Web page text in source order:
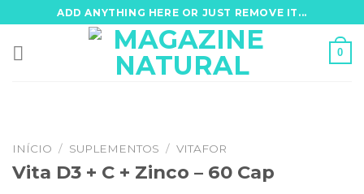
to
content
ADD ANYTHING HERE OR JUST REMOVE IT...
0
INÍCIO / SUPLEMENTOS / VITAFOR
Vita D3 + C + Zinco – 60 Cap